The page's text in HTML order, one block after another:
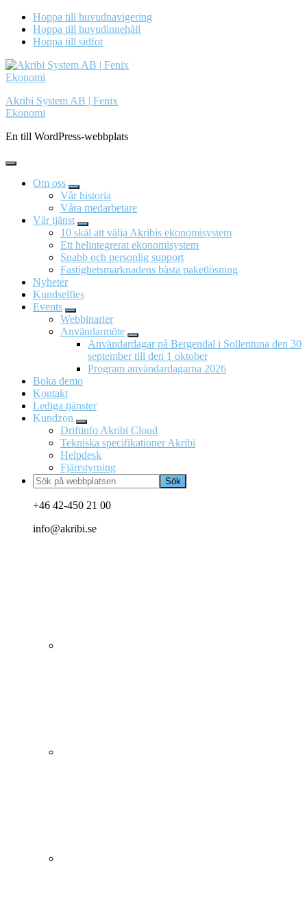
Hoppa till huvudnavigering
Hoppa till huvudinnehåll
Hoppa till sidfot
Akribi System AB | Fenix
Ekonomi
En till WordPress-webbplats
Om oss
Vår historia
Våra medarbetare
Vår tjänst
10 skäl att välja Akribis ekonomisystem
Ett helintegrerat ekonomisystem
Snabb och personlig support
Fastighetsmarknadens bästa paketlösning
Nyheter
Kundselfies
Events
Webbinarier
Användarmöte
Användardagar på Bergendal i Sollentuna den 30
september till den 1 oktober
Program användardagarna 2026
Boka demo
Kontakt
Lediga tjänster
Kundzon
Driftinfo Akribi Cloud
Tekniska specifikationer Akribi
Helpdesk
Fjärrstyrning
Sök
på
webbplatsen
+46 42-450 21 00
info@akribi.se